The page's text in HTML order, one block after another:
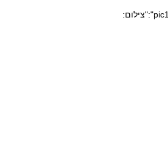
pic1.yit.co.il/picserver5/crop_images/2020/08/10/10164399/10164399_0_0_640_360_0_large.jpg","caption":"","credit":"צילום: